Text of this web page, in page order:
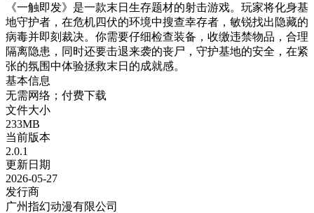
《一触即发》是一款末日生存题材的射击游戏。玩家将化身基
地守护者，在危机四伏的环境中搜查幸存者，敏锐找出隐藏的
病毒并即刻裁决。你需要仔细检查装备，收缴违禁物品，合理
隔离隐患，同时还要击退来袭的丧尸，守护基地的安全，在紧
张的氛围中体验拯救末日的成就感。
基本信息
无需网络；付费下载
文件大小
233MB
当前版本
2.0.1
更新日期
2026-05-27
发行商
广州指幻动漫有限公司